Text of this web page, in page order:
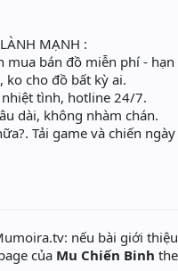
MẠNH :
mua bán đồ miễn phí -
ko cho đồ bất kỳ ai.
tình, hotline 24/7.
dài, không nhàm chán.
Tải game và chiến
nếu bài giới
của Mu Chiến Binh